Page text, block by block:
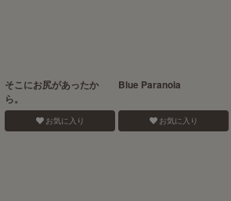
そこにお尻があったか
ら。
お気に入り
Blue Paranoia
お気に入り